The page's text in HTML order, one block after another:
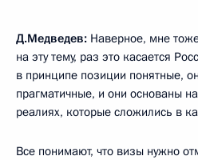
Д.Медведев: Наверное, мне
на эту тему, раз это касается
в принципе позиции понятные,
прагматичные, и они основаны
реалиях, которые сложились в
Все понимают, что визы нужно